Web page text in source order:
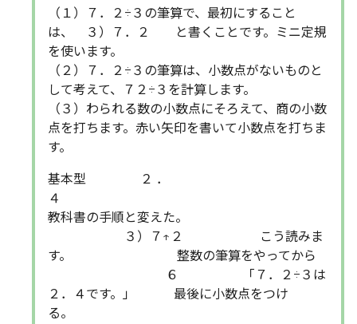
（１）７．２÷３の筆算で、最初にすること
は、 ３）７．２ と書くことです。ミニ定規
を使います。
（２）７．２÷３の筆算は、小数点がないものと
して考えて、７２÷３を計算します。
（３）わられる数の小数点にそろえて、商の小数
点を打ちます。赤い矢印を書いて小数点を打ちま
す。
基本型 ２ ．
４
教科書の手順と変えた。
３）７↑２ こう読みま
す。 整数の筆算をやってから
６ 「７．２÷３は
２．４です。」 最後に小数点をつけ
る。